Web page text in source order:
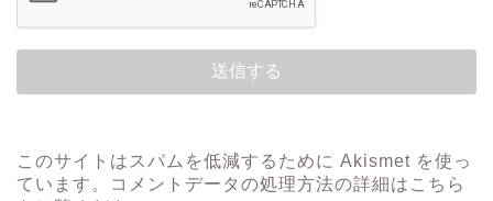
このサイトはスパムを低減するために Akismet を使っ
ています。
コメントデータの処理方法の詳細はこちら